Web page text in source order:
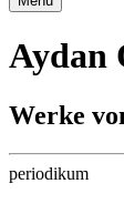
Aydan
Werke
periodikum